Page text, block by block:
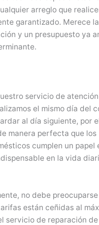
arreglo que
garantizado. Merece
y un presupuesto ya
servicio de
el mismo día del
al día siguiente, por
manera perfecta que los
cumplen un papel
en la vida
no debe
están ceñidas al
servicio de reparación